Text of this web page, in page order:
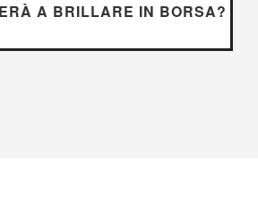
A BRILLARE IN BORSA?